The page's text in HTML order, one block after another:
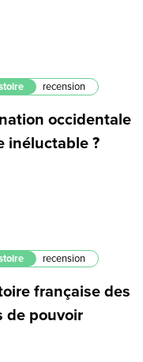
recension
occidentale
inéluctable ?
recension
française des
de pouvoir